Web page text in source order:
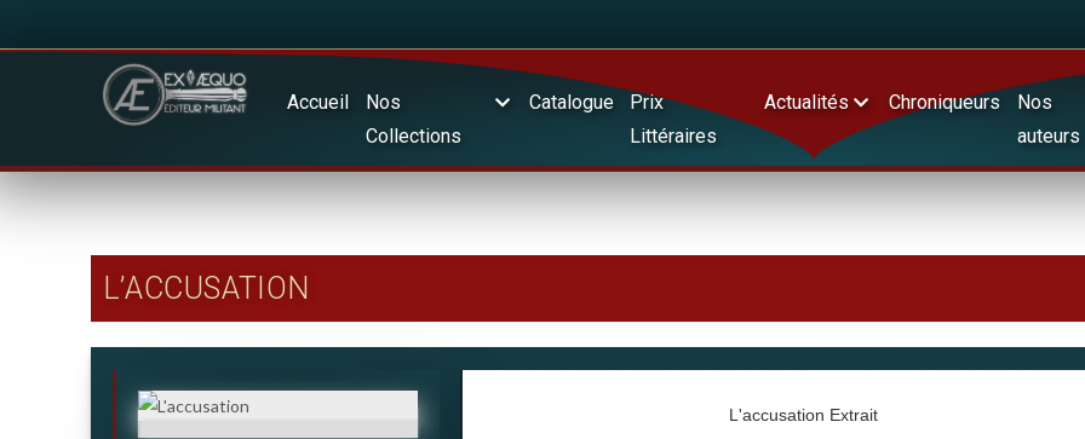
Accueil
Nos
Collections
Catalogue
Prix
Littéraires
Actualités Chroniqueurs
Nos
auteurs
L’ACCUSATION
L'accusation Extrait